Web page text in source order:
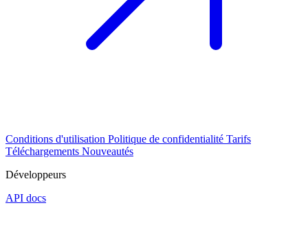
Conditions d'utilisation Politique de confidentialité Tarifs
Téléchargements Nouveautés
Développeurs
API docs